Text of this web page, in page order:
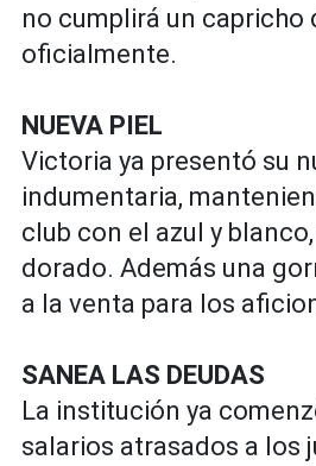
no cumplirá un capricho
oficialmente.
NUEVA PIEL
Victoria ya presentó su
indumentaria,
club con el azul y
dorado. Además una
a la venta para los
SANEA LAS DEUDAS
La institución ya
salarios atrasados a los